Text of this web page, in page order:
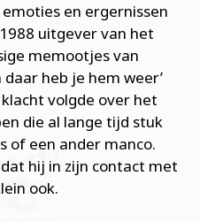
en ergernissen
uitgever van het
memootjes van
daar heb je hem weer’
volgde over het
die al lange tijd stuk
of een ander manco.
hij in zijn contact met
ook.